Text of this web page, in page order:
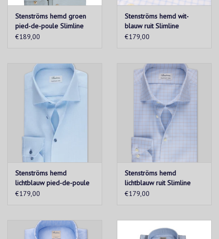
Stenströms hemd groen
pied-de-poule Slimline
€189,00
Stenströms hemd wit-
blauw ruit Slimline
€179,00
Stenströms hemd
lichtblauw pied-de-poule
Slimline
€179,00
Stenströms hemd
lichtblauw ruit Slimline
€179,00